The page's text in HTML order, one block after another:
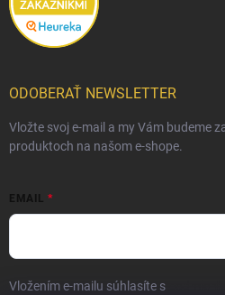
ODOBERAŤ NEWSLETTER
Vložte svoj e-mail a my Vám budeme
produktoch na našom e-shope.
EMAIL
Vložením e-mailu súhlasíte s